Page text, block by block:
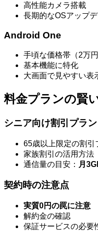
高性能カメラ搭載
長期的なOSアップ
Android One
手頃な価格帯（2万円
基本機能に特化
大画面で見やすい表
料金プランの賢
シニア向け割引プラン
65歳以上限定の割引
家族割引の活用方法
通信量の目安： 月
契約時の注意点
実質0円の罠に注意
解約金の確認
保証サービスの必要